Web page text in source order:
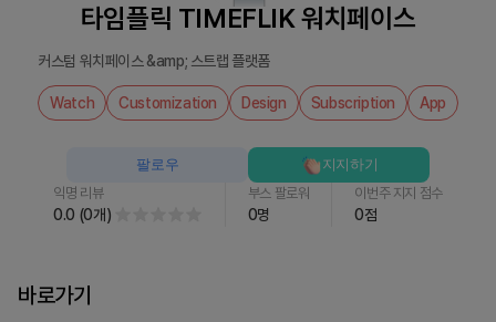
TIMEFLIK
타임플릭 TIMEFLIK 워치페이스
커스텀 워치페이스 &amp; 스트랩 플랫폼
Watch Customization Design Subscription App
익명 리뷰
0.0 (0개)
부스 팔로워
0명
이번주 지지 점수
0점
팔로우 지지하기
바로가기